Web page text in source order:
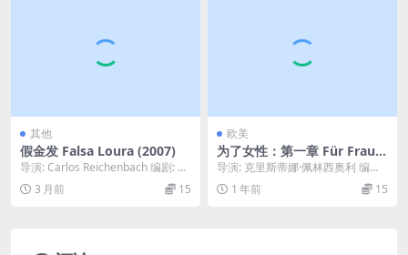
其他
假金发 Falsa Loura (2007)
导演: Carlos Reichenbach 编剧: 卡
洛斯·赖兴巴赫 主演: ...
3 月前 15
欧美
为了女性：第一章 Für Fraue
n. 1. Kapitel (1972)
导演: 克里斯蒂娜·佩林西奥利 编
剧: 克里斯蒂娜·佩林西奥利 类型: 短
片 制...
1 年前 15